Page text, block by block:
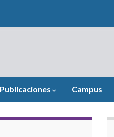
Publicaciones Campus